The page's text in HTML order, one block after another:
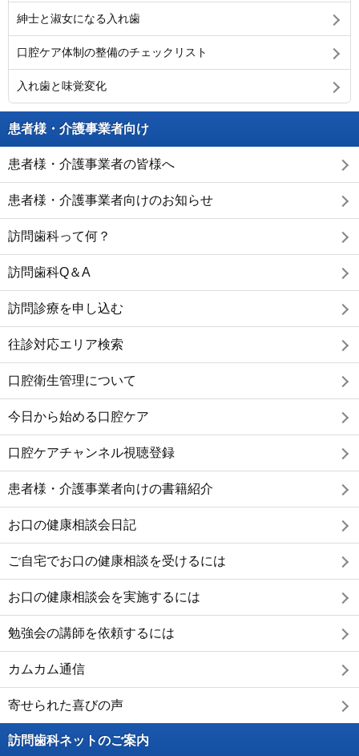
紳士と淑女になる入れ歯
口腔ケア体制の整備のチェックリスト
入れ歯と味覚変化
患者様・介護事業者向け
患者様・介護事業者の皆様へ
患者様・介護事業者向けのお知らせ
訪問歯科って何？
訪問歯科Q＆A
訪問診療を申し込む
往診対応エリア検索
口腔衛生管理について
今日から始める口腔ケア
口腔ケアチャンネル視聴登録
患者様・介護事業者向けの書籍紹介
お口の健康相談会日記
ご自宅でお口の健康相談を受けるには
お口の健康相談会を実施するには
勉強会の講師を依頼するには
カムカム通信
寄せられた喜びの声
訪問歯科ネットのご案内